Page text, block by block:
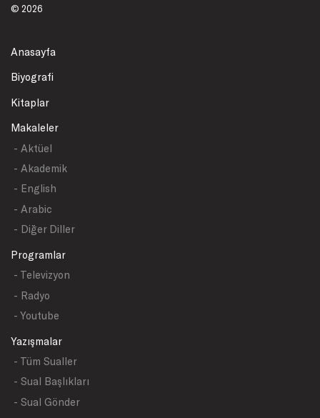
© 2026
Anasayfa
Biyografi
Kitaplar
Makaleler
- Aktüel
- Akademik
- English
- Arabic
- Diğer Diller
Programlar
- Televizyon
- Radyo
- Youtube
Yazışmalar
- Tüm Sualler
- Sual Başlıkları
- Sual Gönder